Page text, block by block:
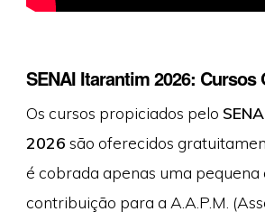
SENAI Itarantim 2026: Cursos
Os cursos propiciados pelo
2026 são oferecidos
é cobrada apenas uma pequena
contribuição para a A.A.P.M.